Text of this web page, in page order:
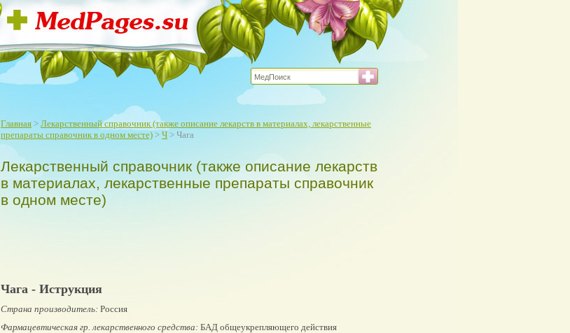
Главная > Лекарственный справочник (также описание лекарств в материалах, лекарственные
препараты справочник в одном месте) > Ч > Чага
Лекарственный справочник (также описание лекарств
в материалах, лекарственные препараты справочник
в одном месте)
Чага - Иструкция
Страна производитель: Россия
Фармацевтическая гр. лекарственного средства: БАД общеукрепляющего действия